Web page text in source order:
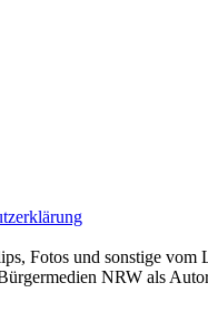
Fotos und sonstige
NRW als